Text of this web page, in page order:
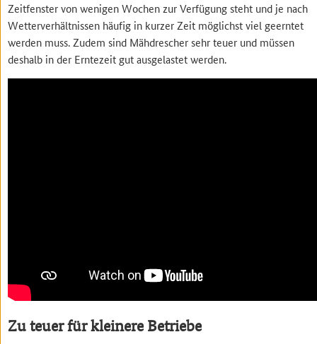
Zeitfenster von wenigen Wochen zur Verfügung steht und je nach
Wetterverhältnissen häufig in kurzer Zeit möglichst viel geerntet
werden muss. Zudem sind Mähdrescher sehr teuer und müssen
deshalb in der Erntezeit gut ausgelastet werden.
Zu teuer für kleinere Betriebe